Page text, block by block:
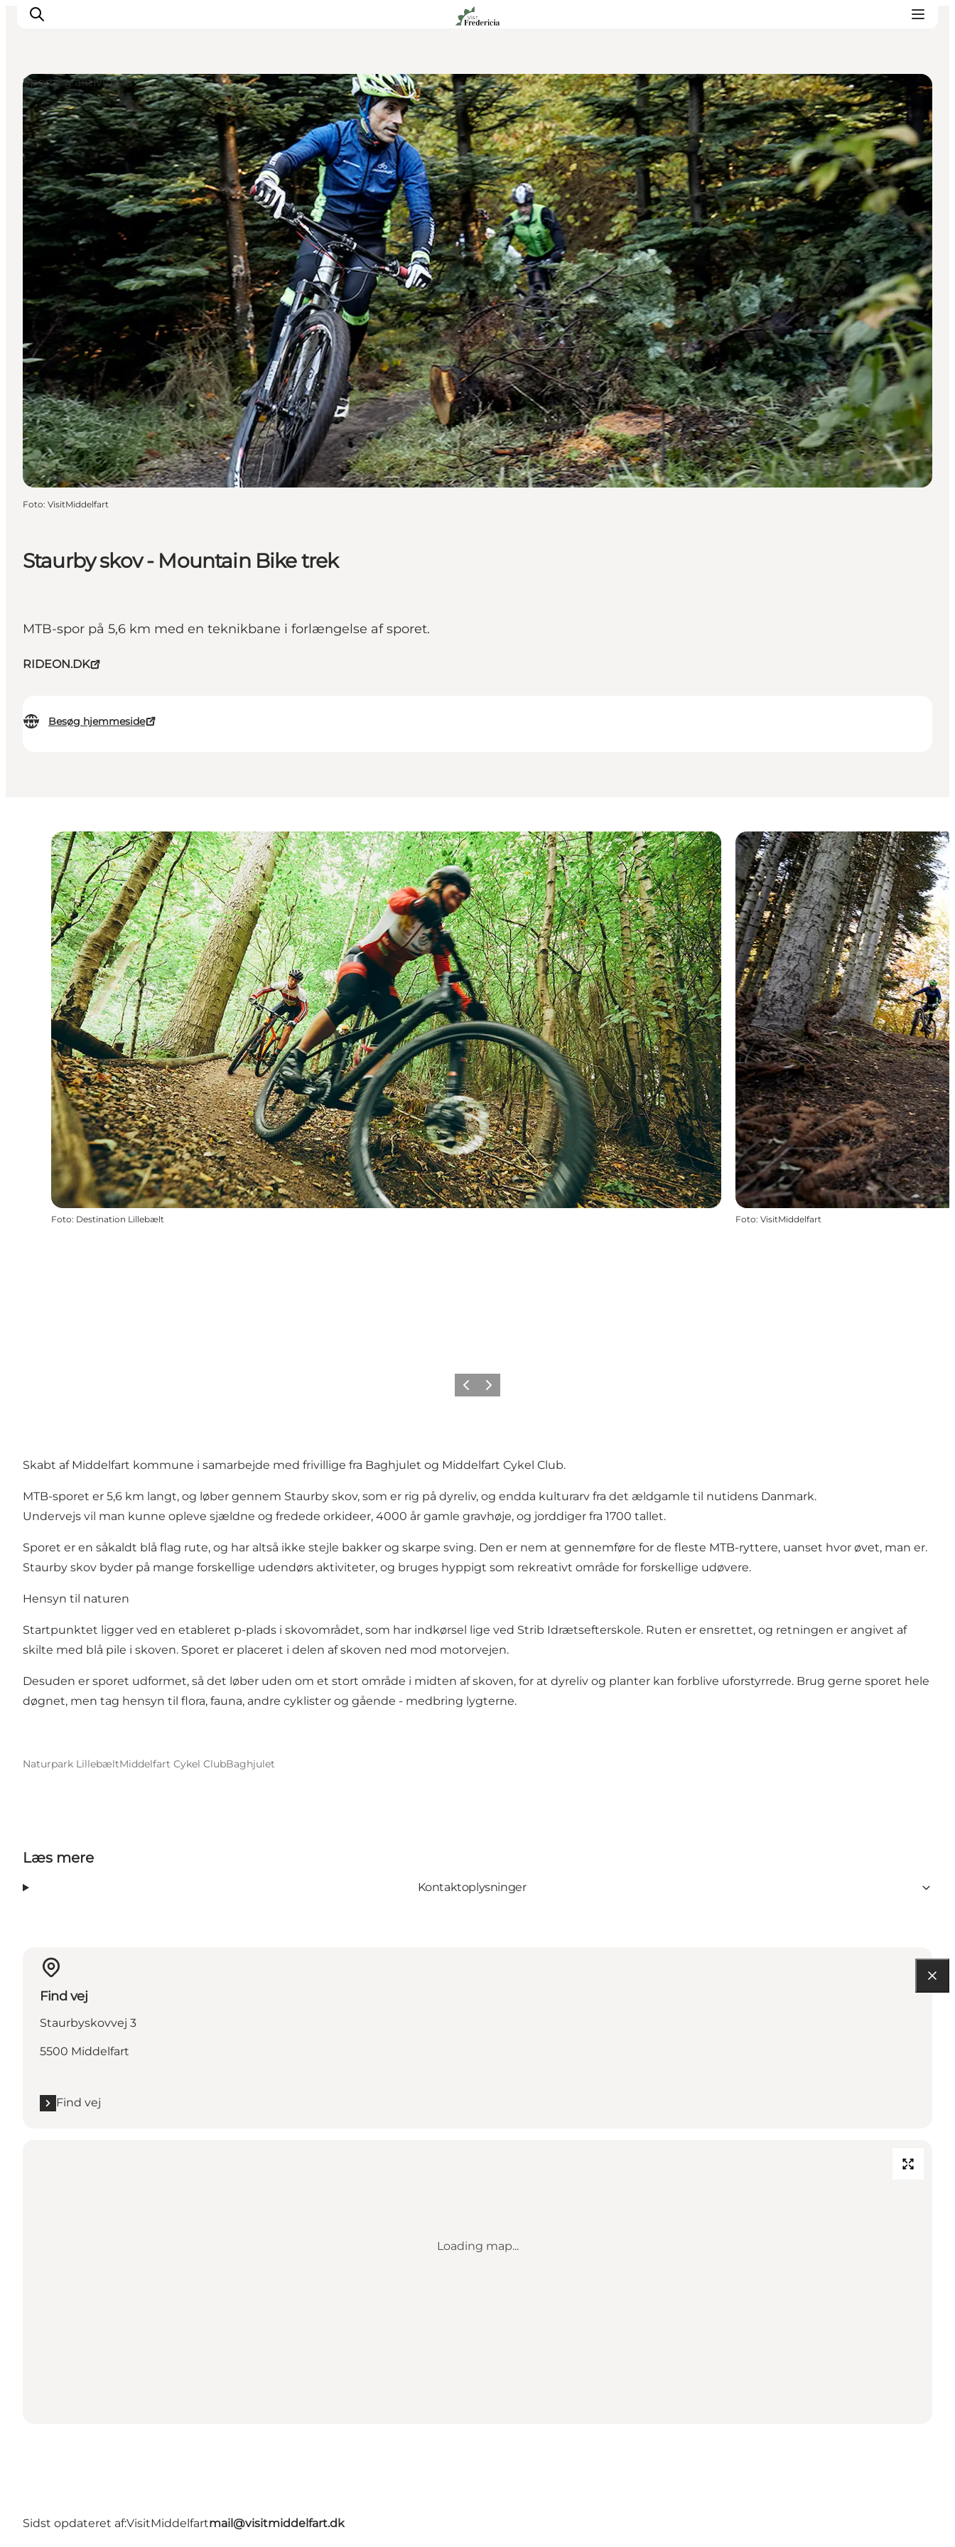
Det sker
Oplevelser
Spisesteder
Overnatning
Planlæg din tur
Book guidet tur
Staurby skov - Mountain Bike trek
MTB-spor på 5,6 km med en teknikbane i forlængelse af sporet.
RIDEON.DK
Besøg hjemmeside
Sport og aktiviteter
Foto: VisitMiddelfart
Foto: Destination Lillebælt Foto: VisitMiddelfart
Forrige billede
Næste billede
Skabt af Middelfart kommune i samarbejde med frivillige fra Baghjulet og Middelfart Cykel Club.
MTB-sporet er 5,6 km langt, og løber gennem Staurby skov, som er rig på dyreliv, og endda kulturarv fra det ældgamle til nutidens Danmark.
Undervejs vil man kunne opleve sjældne og fredede orkideer, 4000 år gamle gravhøje, og jorddiger fra 1700 tallet.
Sporet er en såkaldt blå flag rute, og har altså ikke stejle bakker og skarpe sving. Den er nem at gennemføre for de fleste MTB-ryttere, uanset hvor øvet, man er.
Staurby skov byder på mange forskellige udendørs aktiviteter, og bruges hyppigt som rekreativt område for forskellige udøvere.
Hensyn til naturen
Startpunktet ligger ved en etableret p-plads i skovområdet, som har indkørsel lige ved Strib Idrætsefterskole. Ruten er ensrettet, og retningen er angivet af
skilte med blå pile i skoven. Sporet er placeret i delen af skoven ned mod motorvejen.
Desuden er sporet udformet, så det løber uden om et stort område i midten af skoven, for at dyreliv og planter kan forblive uforstyrrede. Brug gerne sporet hele
døgnet, men tag hensyn til flora, fauna, andre cyklister og gående - medbring lygterne.
Naturpark LillebæltMiddelfart Cykel ClubBaghjulet
Læs mere
Kontaktoplysninger
Find vej
Staurbyskovvej 3
5500 Middelfart
Find vej
Loading map...
Sidst opdateret af:VisitMiddelfartmail@visitmiddelfart.dk